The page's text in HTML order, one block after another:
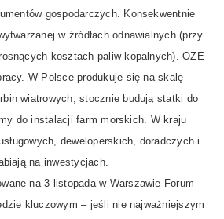
gospodarczych. Konsekwentnie
w źródłach odnawialnych (przy
kosztach paliw kopalnych). OZE
W Polsce produkuje się na skalę
wiatrowych, stocznie budują statki do
do instalacji farm morskich. W kraju
deweloperskich, doradczych i
na inwestycjach.
na 3 listopada w Warszawie Forum
kluczowym – jeśli nie najważniejszym